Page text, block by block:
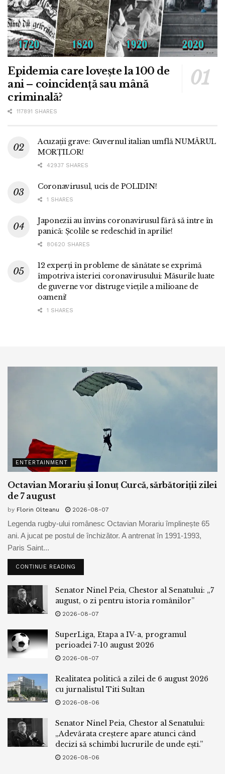
Epidemia care lovește la 100 de
ani – coincidență sau mână
criminală?
117891 SHARES
Acuzații grave: Guvernul italian umflă NUMĂRUL
MORȚILOR!
42937 SHARES
Coronavirusul, ucis de POLIDIN!
1 SHARES
Japonezii au învins coronavirusul fără să intre în
panică: Școlile se redeschid în aprilie!
80620 SHARES
12 experți în probleme de sănătate se exprimă
împotriva isteriei coronavirusului: Măsurile luate
de guverne vor distruge viețile a milioane de
oameni!
1 SHARES
ENTERTAINMENT
Octavian Morariu și Ionuț Curcă, sărbătoriții zilei
de 7 august
by Florin Olteanu 2026-08-07
Legenda rugby-ului românesc Octavian Morariu împlinește 65
ani. A jucat pe postul de închizător. A antrenat în 1991-1993,
Paris Saint...
CONTINUE READING
Senator Ninel Peia, Chestor al Senatului: „7
august, o zi pentru istoria românilor”
2026-08-07
SuperLiga, Etapa a IV-a, programul
perioadei 7-10 august 2026
2026-08-07
Realitatea politică a zilei de 6 august 2026
cu jurnalistul Titi Sultan
2026-08-06
Senator Ninel Peia, Chestor al Senatului:
„Adevărata creștere apare atunci când
decizi să schimbi lucrurile de unde ești.”
2026-08-06